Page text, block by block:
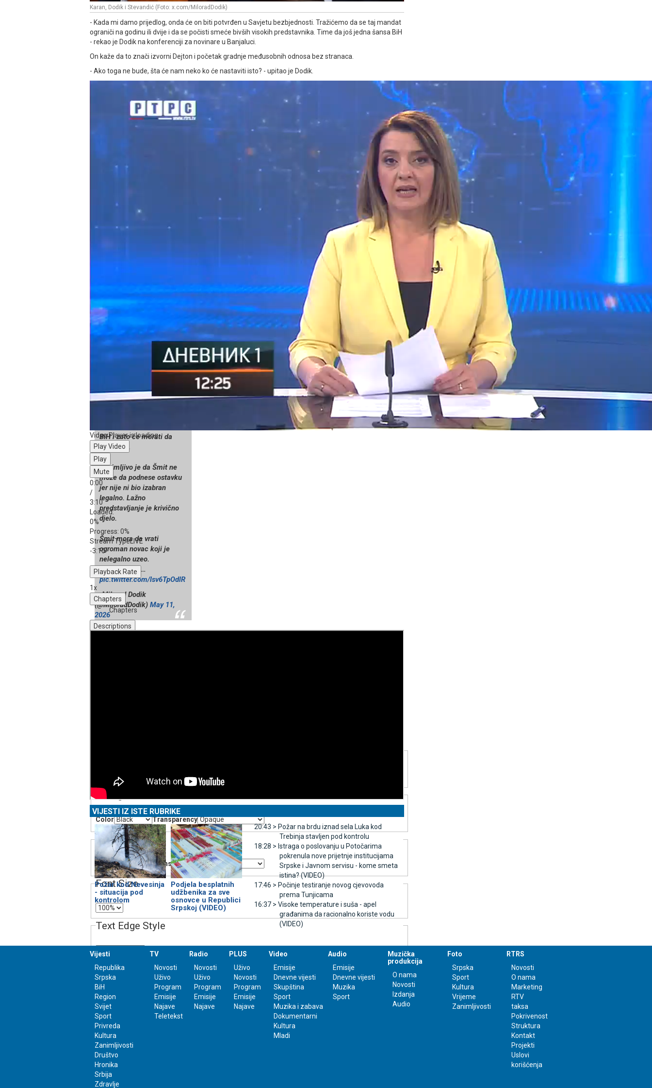
Karan, Dodik i Stevandić (Foto: x.com/MiloradDodik)
- Kada mi damo prijedlog, onda će on biti potvrđen u Savjetu bezbjednosti. Tražićemo da se taj mandat
ograniči na godinu ili dvije i da se počisti smeće bivših visokih predstavnika. Time da još jedna šansa BiH
- rekao je Dodik na konferenciji za novinare u Banjaluci.
On kaže da to znači izvorni Dejton i početak gradnje međusobnih odnosa bez stranaca.
- Ako toga ne bude, šta će nam neko ko će nastaviti isto? - upitao je Dodik.
Video Player is loading.
Play Video
Play
Mute
0:00
/
3:10
Loaded:
0%
Progress: 0%
Stream TypeLIVE
-3:10
Playback Rate
1x
Chapters
Chapters
Descriptions
Background
Color Transparency
Window
Color Transparency
Font Size
Text Edge Style
Font Family
Reset restore all settings to the default values
Done
Close Modal Dialog
End of dialog window.
Dodik je rekao da podnošenje ostavke Kristijana Šmita Savjetu bezbjednosti nema nikakvog smisla, jer
ga ovaj savjet nikada nije ni izabrao.
On je rekao da je Šmit otjeran i da mu je poručeno da će imati probleme ako ne ode.
Dodik je ponovio da ne postoji OHR, već da je to Kancelarija visokog predstavnika.
BiH i zato će morati da
odgovara.
Zanimljivo je da Šmit ne
može da podnese ostavku
jer nije ni bio izabran
legalno. Lažno
predstavljanje je krivično
djelo.
Šmit mora da vrati
ogroman novac koji je
nelegalno uzeo.
Naši pravnici…
pic.twitter.com/lsv6TpOdlR
— Milorad Dodik
(@MiloradDodik) May 11,
2026
- Mi već tri godine nemamo visokog predstavnika. Time nemamo
ni kancelariju OHR. Sve što su radili, uradili su protivzakonito, protiv
međunarodnog prava i zato trebaju da odgovaraju - rekao je
VIJESTI IZ ISTE RUBRIKE
Požar kod Nevesinja
- situacija pod
kontrolom
Podjela besplatnih
udžbenika za sve
osnovce u Republici
Srpskoj (VIDEO)
20:43 > Požar na brdu iznad sela Luka kod
Trebinja stavljen pod kontrolu
18:28 > Istraga o poslovanju u Potočarima
pokrenula nove prijetnje institucijama
Srpske i Јavnom servisu - kome smeta
istina? (VIDEO)
17:46 > Počinje testiranje novog cjevovoda
prema Tunjicama
16:37 > Visoke temperature i suša - apel
građanima da racionalno koriste vodu
(VIDEO)
Vijesti
Republika
Srpska
BiH
Region
Svijet
Sport
Privreda
Kultura
Zanimljivosti
Društvo
Hronika
Srbija
Zdravlje
TV
Novosti
Uživo
Program
Emisije
Najave
Teletekst
Radio
Novosti
Uživo
Program
Emisije
Najave
PLUS
Uživo
Novosti
Program
Emisije
Najave
Video
Emisije
Dnevne vijesti
Skupština
Sport
Muzika i zabava
Dokumentarni
Kultura
Mladi
Audio
Emisije
Dnevne vijesti
Muzika
Sport
Muzička
produkcija
O nama
Novosti
Izdanja
Audio
Foto
Srpska
Sport
Kultura
Vrijeme
Zanimljivosti
RTRS
Novosti
O nama
Marketing
RTV
taksa
Pokrivenost
Struktura
Kontakt
Projekti
Uslovi
korišćenja